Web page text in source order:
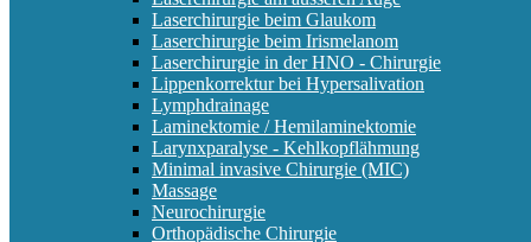
Laserchirurgie beim Glaukom
Laserchirurgie beim Irismelanom
Laserchirurgie in der HNO - Chirurgie
Lippenkorrektur bei Hypersalivation
Lymphdrainage
Laminektomie / Hemilaminektomie
Larynxparalyse - Kehlkopflähmung
Minimal invasive Chirurgie (MIC)
Massage
Neurochirurgie
Orthopädische Chirurgie